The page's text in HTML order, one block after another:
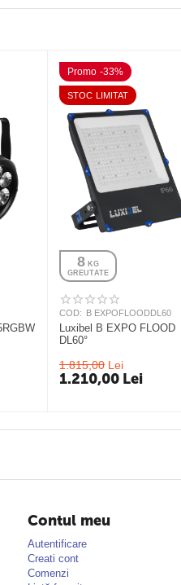
Promo -33%
STOC LIMITAT
8 KG
GREUTATE
COD: B EXPOFLOODDL60
Luxibel B EXPO FLOOD
DL60°
1.815,00 Lei
1.210,00 Lei
Contul meu
Autentificare
Creati cont
Comenzi